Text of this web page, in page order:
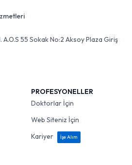
55 Sokak No:2 Aksoy Plaza Giriş
PROFESYONELLER
Doktorlar İçin
Web Siteniz İçin
Kariyer
İşe Alım